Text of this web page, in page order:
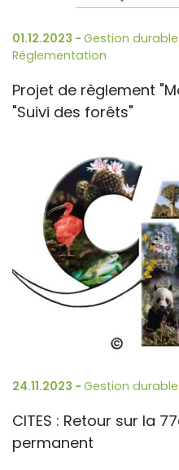
01.12.2023 - Gestion durable
Réglementation
Projet de règlement
"Suivi des forêts"
24.11.2023 - Gestion durable
CITES : Retour sur la
permanent